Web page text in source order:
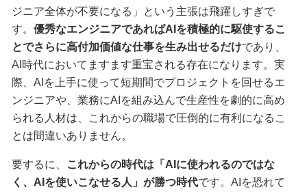
ジニア全体が不要になる」という主張は飛躍しすぎで
す。 優秀なエンジニアであればAIを積極的に駆使するこ
とでさらに高付加価値な仕事を生み出せるだけであり、
AI時代においてますます重宝される存在になります。実
際、AIを上手に使って短期間でプロジェクトを回せるエ
ンジニアや、業務にAIを組み込んで生産性を劇的に高め
られる人材は、これからの職場で圧倒的に有利になるこ
とは間違いありません。
要するに、
これからの時代は「AIに使われるのではな
く、AIを使いこなせる人」が勝つ時代です。AIを恐れて